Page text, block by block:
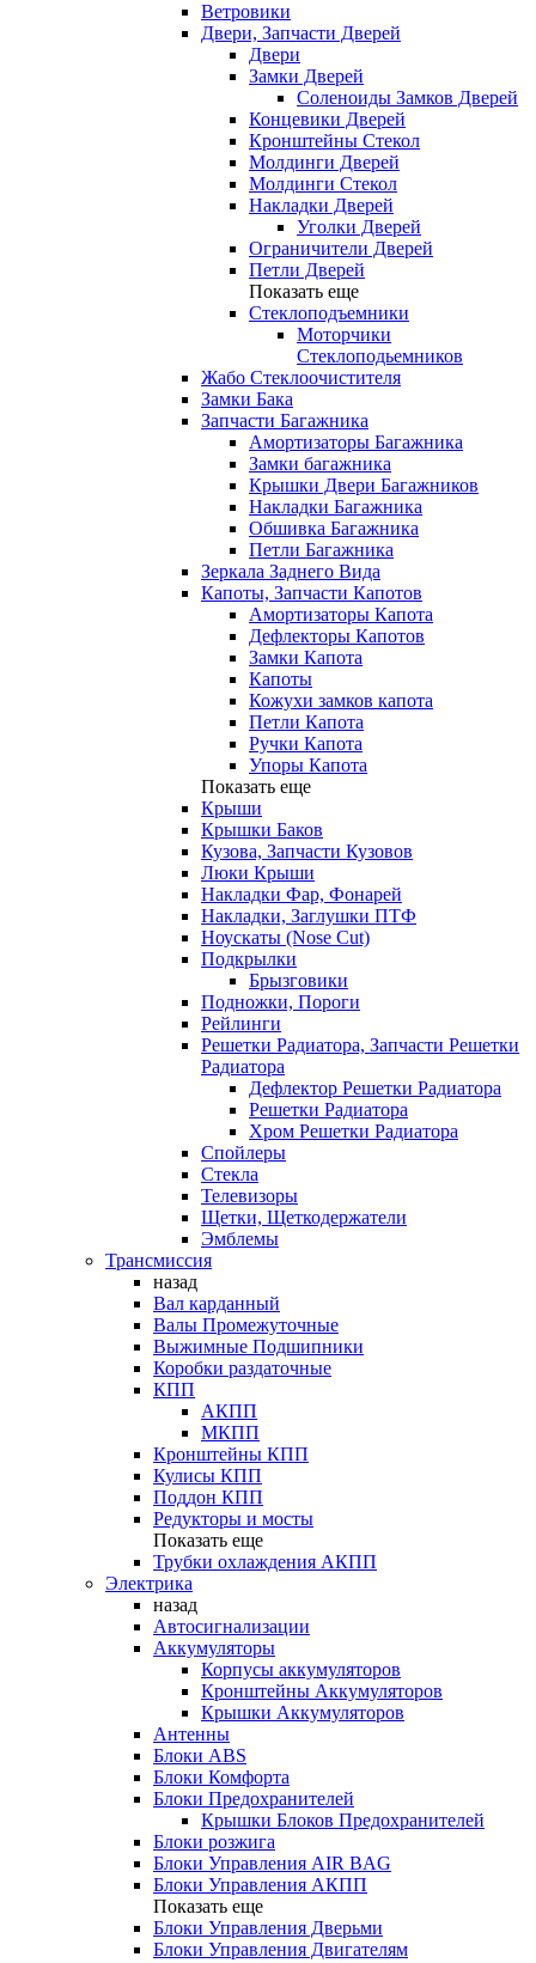
Ветровики
Двери, Запчасти Дверей
Двери
Замки Дверей
Соленоиды Замков Дверей
Концевики Дверей
Кронштейны Стекол
Молдинги Дверей
Молдинги Стекол
Накладки Дверей
Уголки Дверей
Ограничители Дверей
Петли Дверей
Показать еще
Стеклоподъемники
Моторчики
Стеклоподьемников
Жабо Стеклоочистителя
Замки Бака
Запчасти Багажника
Амортизаторы Багажника
Замки багажника
Крышки Двери Багажников
Накладки Багажника
Обшивка Багажника
Петли Багажника
Зеркала Заднего Вида
Капоты, Запчасти Капотов
Амортизаторы Капота
Дефлекторы Капотов
Замки Капота
Капоты
Кожухи замков капота
Петли Капота
Ручки Капота
Упоры Капота
Показать еще
Крыши
Крышки Баков
Кузова, Запчасти Кузовов
Люки Крыши
Накладки Фар, Фонарей
Накладки, Заглушки ПТФ
Ноускаты (Nose Cut)
Подкрылки
Брызговики
Подножки, Пороги
Рейлинги
Решетки Радиатора, Запчасти Решетки
Радиатора
Дефлектор Решетки Радиатора
Решетки Радиатора
Хром Решетки Радиатора
Спойлеры
Стекла
Телевизоры
Щетки, Щеткодержатели
Эмблемы
Трансмиссия
назад
Вал карданный
Валы Промежуточные
Выжимные Подшипники
Коробки раздаточные
КПП
АКПП
МКПП
Кронштейны КПП
Кулисы КПП
Поддон КПП
Редукторы и мосты
Показать еще
Трубки охлаждения АКПП
Электрика
назад
Автосигнализации
Аккумуляторы
Корпусы аккумуляторов
Кронштейны Аккумуляторов
Крышки Аккумуляторов
Антенны
Блоки ABS
Блоки Комфорта
Блоки Предохранителей
Крышки Блоков Предохранителей
Блоки розжига
Блоки Управления AIR BAG
Блоки Управления АКПП
Показать еще
Блоки Управления Дверьми
Блоки Управления Двигателям